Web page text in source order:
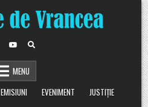
MENU
EMISIUNI EVENIMENT
JUSTIȚIE